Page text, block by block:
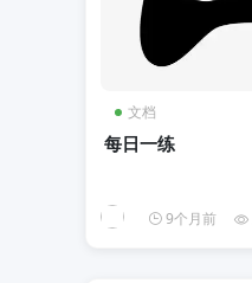
文档
每日一练
9个月前